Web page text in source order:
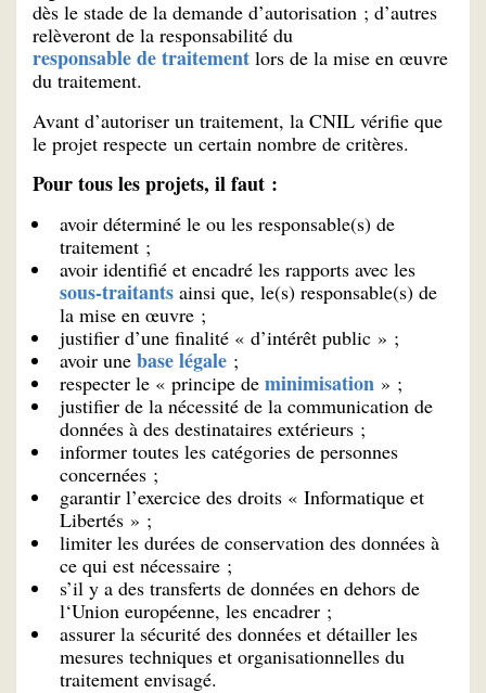
dès le stade de la demande d’autorisation ; d’autres
relèveront de la responsabilité du
responsable de traitement lors de la mise en œuvre
du traitement.
Avant d’autoriser un traitement, la CNIL vérifie que
le projet respecte un certain nombre de critères.
Pour tous les projets, il faut :
avoir déterminé le ou les responsable(s) de
traitement ;
avoir identifié et encadré les rapports avec les
sous-traitants ainsi que, le(s) responsable(s) de
la mise en œuvre ;
justifier d’une finalité « d’intérêt public » ;
avoir une base légale ;
respecter le « principe de minimisation » ;
justifier de la nécessité de la communication de
données à des destinataires extérieurs ;
informer toutes les catégories de personnes
concernées ;
garantir l’exercice des droits « Informatique et
Libertés » ;
limiter les durées de conservation des données à
ce qui est nécessaire ;
s’il y a des transferts de données en dehors de
l‘Union européenne, les encadrer ;
assurer la sécurité des données et détailler les
mesures techniques et organisationnelles du
traitement envisagé.